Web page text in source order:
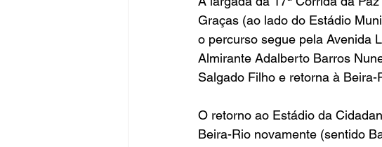
Graças (ao lado do Estádio
o percurso segue pela Avenida
Almirante Adalberto Barros
Salgado Filho e retorna à
O retorno ao Estádio da
Beira-Rio novamente (sentido